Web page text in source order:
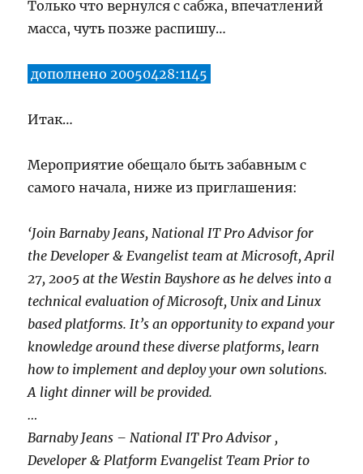
Только что вернулся с сабжа, впечатлений
масса, чуть позже распишу…
дополнено 20050428:1145
Итак…
Мероприятие обещало быть забавным с
самого начала, ниже из приглашения:
‘Join Barnaby Jeans, National IT Pro Advisor for
the Developer & Evangelist team at Microsoft, April
27, 2005 at the Westin Bayshore as he delves into a
technical evaluation of Microsoft, Unix and Linux
based platforms. It’s an opportunity to expand your
knowledge around these diverse platforms, learn
how to implement and deploy your own solutions.
A light dinner will be provided.
…
Barnaby Jeans – National IT Pro Advisor ,
Developer & Platform Evangelist Team Prior to